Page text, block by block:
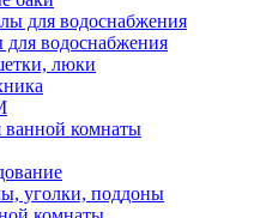
для водоснабжения
люки
ванной комнаты
уголки, поддоны